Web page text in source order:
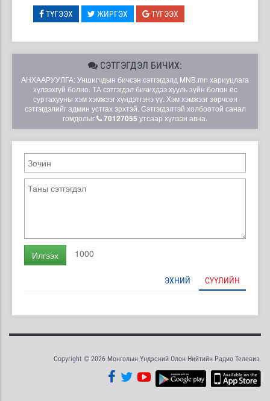
ТҮГЭЭХ ЖИРГЭХ ТҮГЭЭХ
СЭТГЭГДЭЛ БИЧИХ:
АНХААРУУЛГА: Уншигчдын бичсэн сэтгэгдэлд MNB.mn хариуцлага
хүлээхгүй болно. ТА сэтгэгдэл бичихдээ хууль зүйн болон ёс
суртахууны хэм хэмжээг хүндэтгэнэ үү. Хэм хэмжээг зөрчсөн
сэтгэгдэлийг админ устгах эрхтэй. Сэтгэгдэлтэй холбоотой санал
гомдолыг
70127055 утсаар хүлээн авна.
Илгээх 1000
ЭХНИЙ СҮҮЛИЙН
Copyright © 2026 Монголын Үндэсний Олон Нийтийн Радио Телевиз.